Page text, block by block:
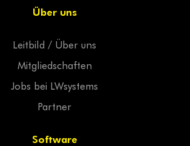
Über uns
Leitbild / Über uns
Mitgliedschaften
Jobs bei LWsystems
Partner
Software